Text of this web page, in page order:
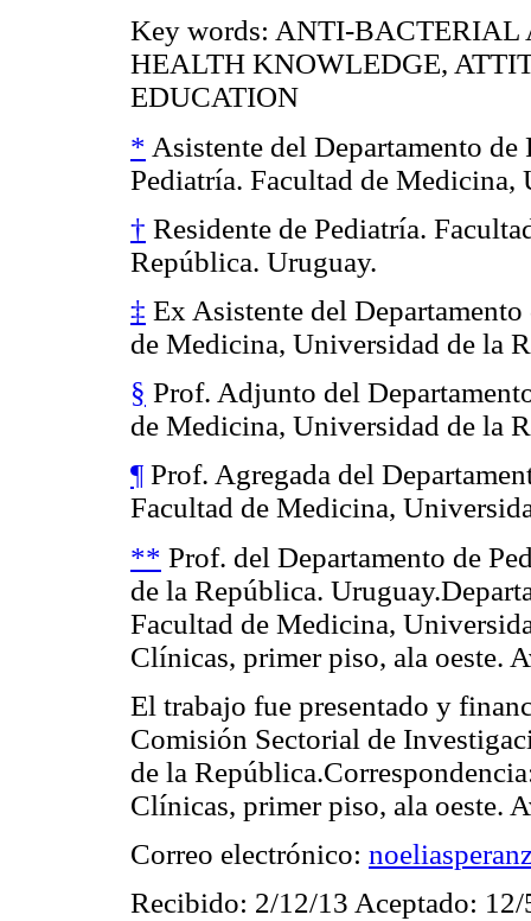
Key words: ANTI-
HEALTH KNOWLEDGE,
EDUCATION
* Asistente del Departamento
Pediatría. Facultad de
† Residente de Pediatría.
República. Uruguay.
‡ Ex Asistente del
de Medicina, Universidad de la
§ Prof. Adjunto del
de Medicina, Universidad de la
¶ Prof. Agregada del
Facultad de Medicina,
** Prof. del Departamento de
de la República.
Facultad de Medicina,
Clínicas, primer piso, ala oeste.
El trabajo fue presentado y
Comisión Sectorial de
de la
Clínicas, primer piso, ala oeste.
Correo electrónico:
Recibido: 2/12/13 Aceptado: